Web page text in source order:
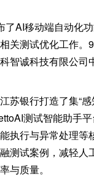
了AI移动端自动化
关测试优化工作。
智诚科技有限公司
苏银行打造了集“
测试智能助手
执行与异常处理等
测试案例，减轻人
与质量。